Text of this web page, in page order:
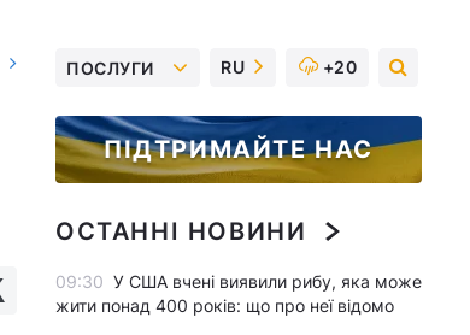
ПОСЛУГИ RU +20
ПІДТРИМАЙТЕ НАС
ОСТАННІ НОВИНИ
09:30 У США вчені виявили рибу, яка може
жити понад 400 років: що про неї відомо